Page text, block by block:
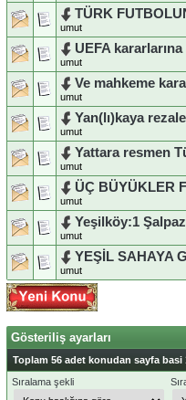
TÜRK
umut
UEFA
umut
Ve mahkeme
umut
Yan(lı)kaya
umut
Yattara resmen
umut
ÜÇ BÜYÜKLER
umut
Yeşilköy:1
umut
YEŞİL SAHAYA
umut
Gösteriliş ayarları
Toplam 56 adet konudan sayfa
Sıralama şekli